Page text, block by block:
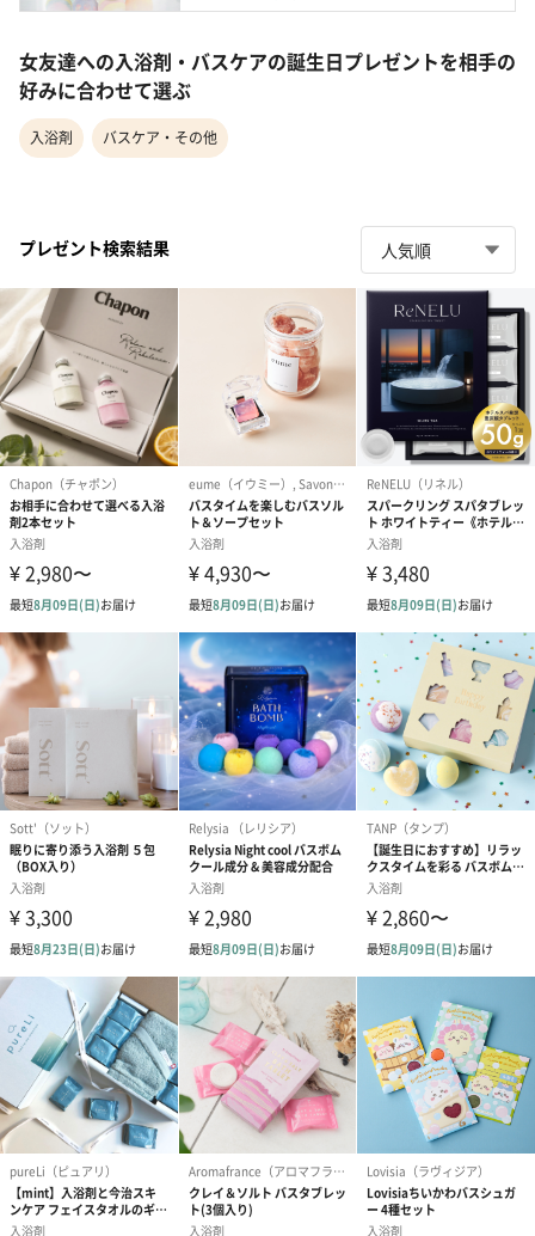
女友達への入浴剤・バスケアの誕生日プレゼントを相手の
好みに合わせて選ぶ
入浴剤 バスケア・その他
プレゼント検索結果